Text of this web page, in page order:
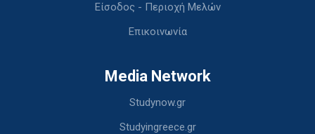
Είσοδος - Περιοχή Μελών
Επικοινωνία
Media Network
Studynow.gr
Studyingreece.gr